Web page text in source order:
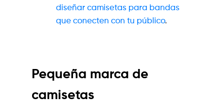
diseñar camisetas para bandas
que conecten con tu público.
Pequeña marca de
camisetas